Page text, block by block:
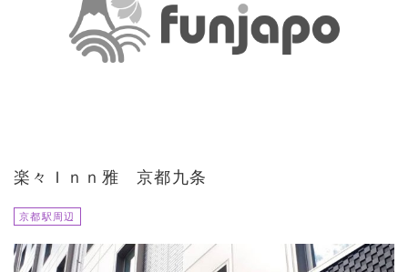
楽々Ｉｎｎ雅 京都九条
京都駅周辺